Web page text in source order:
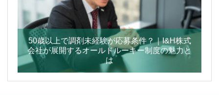
50歳以上で調剤未経験が応募条件？｜I&H株式
会社が展開するオールドルーキー制度の魅力と
は